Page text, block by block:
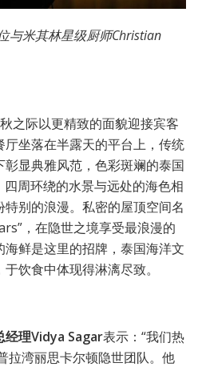
与米其林星级厨师Christian
之际以更精致的面貌迎接宾客
坐落在半露天的平台上，传统
显典雅风范，色彩斑斓的泰国
周环绕的水景与远处的海色相
别的浪漫。私密的屋顶空间名
，在隐世之境享受最浪漫的
鲜是这里的招牌，泰国海洋文
饮食中体现得淋漓尽致。
经理Vidya Sagar表示：“我们热
拉湾丽思卡尔顿隐世团队。他